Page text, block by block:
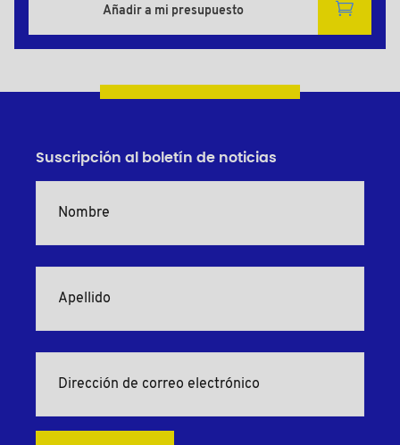
Añadir a mi presupuesto
Suscripción al boletín de noticias